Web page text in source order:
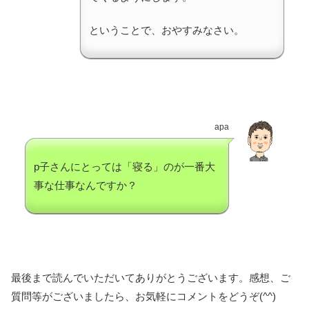
ということで、おやすみなさい。
apa
p子さんにとっては「寝る」のが一番大
事な仕事なんですか？
最後まで読んでいただいてありがとうございます。感想、ご
質問等がございましたら、お気軽にコメントをどうぞ(^^)